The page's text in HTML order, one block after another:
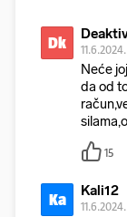
Dk 11.6.2024.
Neće
da od
15
Ka Kali12
11.6.2024.